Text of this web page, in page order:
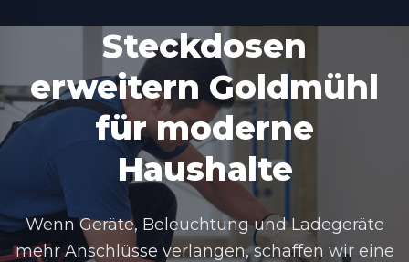
Steckdosen
erweitern Goldmühl
für moderne
Haushalte
Wenn Geräte, Beleuchtung und Ladegeräte
mehr Anschlüsse verlangen, schaffen wir eine